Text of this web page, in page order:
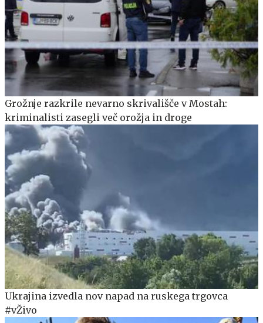
Grožnje razkrile nevarno skrivališče v Mostah:
kriminalisti zasegli več orožja in droge
Ukrajina izvedla nov napad na ruskega trgovca
#vŽivo